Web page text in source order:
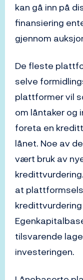
kan gå inn på
finansiering
gjennom
De fleste
selve
plattformer vil
om låntaker og
foreta en
lånet. Noe av
vært bruk av
at
tilsvarende
investeringen.